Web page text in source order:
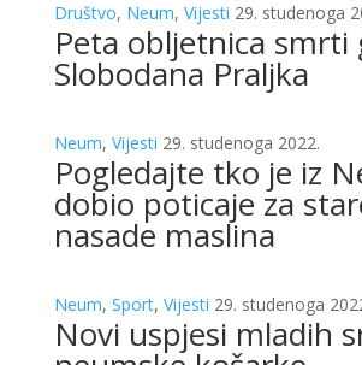
Društvo, Neum, Vijesti 29. studenoga
Peta obljetnica smrti
Slobodana Praljka
Neum, Vijesti 29. studenoga 2022.
Pogledajte tko je iz
dobio poticaje za
nasade maslina
Neum, Sport, Vijesti 29. studenoga
Novi uspjesi mladih